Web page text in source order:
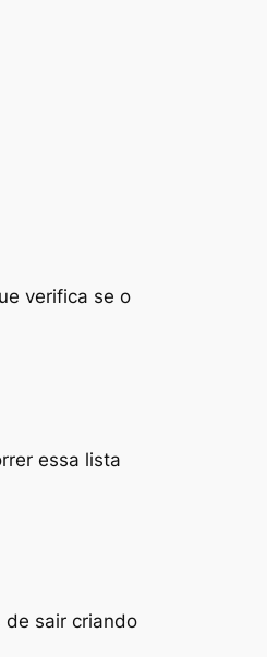
verifica se o
essa lista
de sair criando